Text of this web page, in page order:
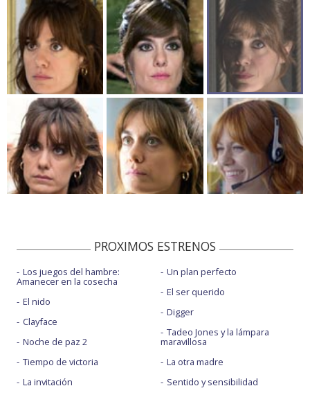
PROXIMOS ESTRENOS
Los juegos del hambre:
Amanecer en la cosecha
El nido
Clayface
Noche de paz 2
Tiempo de victoria
La invitación
Un plan perfecto
El ser querido
Digger
Tadeo Jones y la lámpara
maravillosa
La otra madre
Sentido y sensibilidad